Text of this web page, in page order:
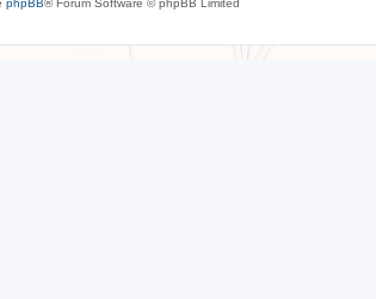
phpBB® Forum Software © phpBB Limited